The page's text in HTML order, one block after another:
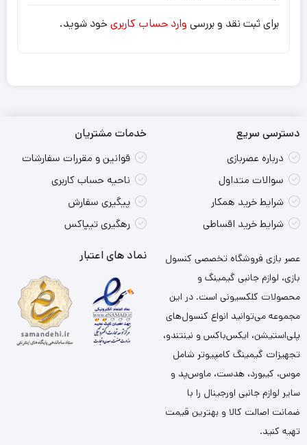
برای ثبت نقد و بررسی وارد حساب کاربری خود شوید.
دسترسی سریع
درباره عصربازی
سوالات متداول
شرایط خرید همکار
شرایط خرید اقساطی
خدمات مشتریان
قوانین و مقررات سفارشات
ناحیه حساب کاربری
پیگیری سفارش
رهگیری تیپاکس
عصر بازی فروشگاه تخصصی کنسول
بازی، لوازم جانبی گیمینگ و
محصولات کلکسیونی است. در این
مجموعه می‌توانید انواع کنسول‌های
پلی‌استیشن، ایکس‌باکس و نینتندو،
تجهیزات گیمینگ کامپیوتر شامل
موس، کیبورد، هدست، ماوس‌پد و
سایر لوازم جانبی اورجینال را با
ضمانت اصالت کالا و بهترین قیمت
تهیه کنید.
نماد های اعتبار